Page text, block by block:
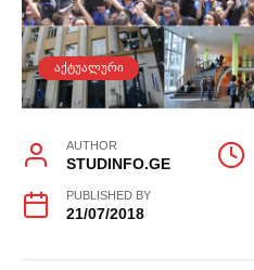
ᲐᲥᲢᲣᲐᲚᲣᲠᲘ
AUTHOR
STUDINFO.GE
PUBLISHED BY
21/07/2018